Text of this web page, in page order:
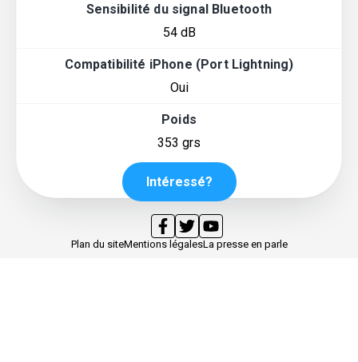
Sensibilité du signal Bluetooth
54 dB
Compatibilité iPhone (Port Lightning)
Oui
Poids
353 grs
Intéressé?
Plan du siteMentions légalesLa presse en parle